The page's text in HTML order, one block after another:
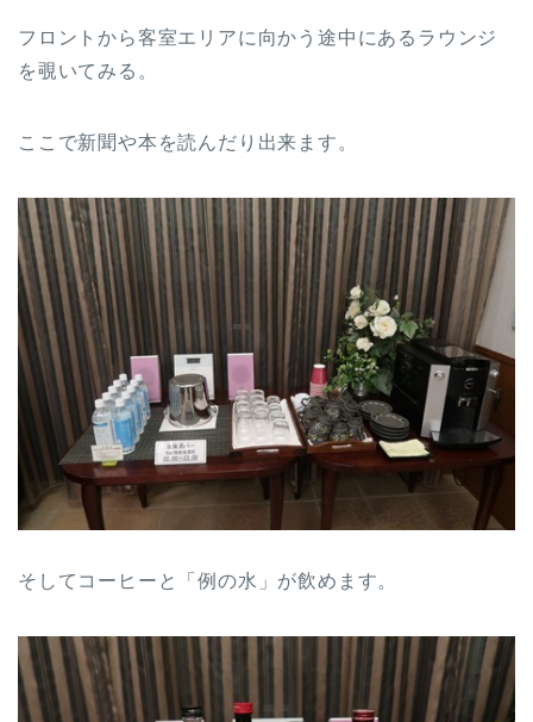
フロントから客室エリアに向かう途中にあるラウンジ
を覗いてみる。
ここで新聞や本を読んだり出来ます。
そしてコーヒーと「例の水」が飲めます。